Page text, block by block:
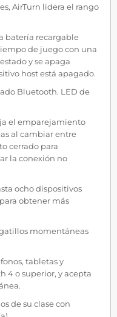
AirTurn lidera el rango
batería recargable
de juego con una
y se apaga
host está apagado.
Bluetooth. LED de
el emparejamiento
al cambiar entre
cerrado para
la conexión no
ocho dispositivos
obtener más
momentáneas
tabletas y
4 o superior, y acepta
de su clase con